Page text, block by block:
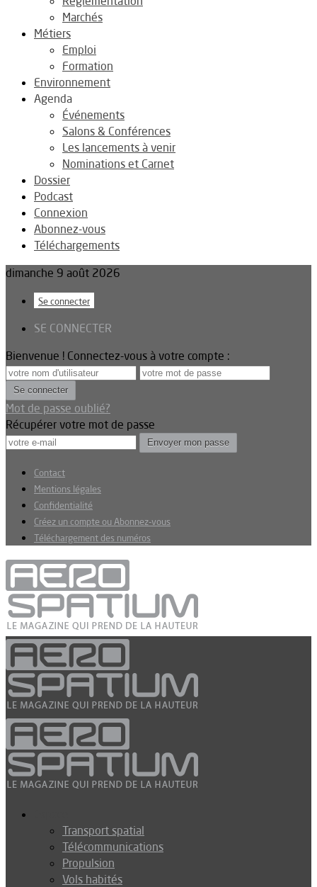
Marchés
Métiers
Emploi
Formation
Environnement
Agenda
Événements
Salons & Conférences
Les lancements à venir
Nominations et Carnet
Dossier
Podcast
Connexion
Abonnez-vous
Téléchargements
dimanche 9 août 2026
Se connecter
SE CONNECTER
Bienvenue ! Connectez-vous à votre compte :
Mot de passe oublié?
Récupérer votre mot de passe
Contact
Mentions légales
Confidentialité
Créez un compte ou Abonnez-vous
Téléchargement des numéros
Transport spatial
Télécommunications
Propulsion
Vols habités